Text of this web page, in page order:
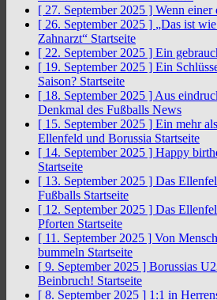
[ 27. September 2025 ] Wenn
[ 26. September 2025 ] „Das ist
Zahnarzt“ Startseite
[ 22. September 2025 ] Ein
[ 19. September 2025 ] Ein
Saison? Startseite
[ 18. September 2025 ] Aus
Denkmal des Fußballs News
[ 15. September 2025 ] Ein mehr
Ellenfeld und Borussia Startseite
[ 14. September 2025 ] Happy
Startseite
[ 13. September 2025 ] Das
Fußballs Startseite
[ 12. September 2025 ] Das
Pforten Startseite
[ 11. September 2025 ] Von
bummeln Startseite
[ 9. September 2025 ] Borussias
Beinbruch! Startseite
[ 8. September 2025 ] 1:1 in